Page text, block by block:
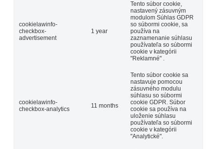
cookielawinfo-
checkbox-
advertisement
1 year
Tento súbor cookie,
nastavený zásuvným
modulom Súhlas GDPR
so súbormi cookie, sa
používa na
zaznamenanie súhlasu
používateľa so súbormi
cookie v kategórii
"Reklamné" .
cookielawinfo-
checkbox-analytics
11 months
Tento súbor cookie sa
nastavuje pomocou
zásuvného modulu
súhlasu so súbormi
cookie GDPR. Súbor
cookie sa používa na
uloženie súhlasu
používateľa so súbormi
cookie v kategórii
"Analytické".